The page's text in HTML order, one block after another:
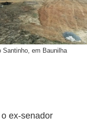
Santinho, em Baunilha
ex-senador